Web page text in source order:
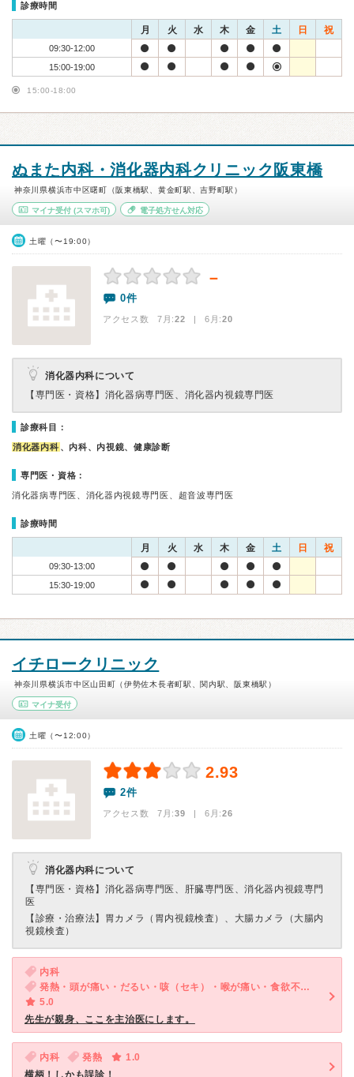
診療時間
月 火 水 木 金 土 日 祝
09:30-12:00
15:00-19:00
15:00-18:00
ぬまた内科・消化器内科クリニック阪東橋
神奈川県横浜市中区曙町（阪東橋駅、黄金町駅、吉野町駅）
マイナ受付 (スマホ可) 電子処方せん対応
土曜（〜19:00）
－
0件
アクセス数 7月:22 | 6月:20
消化器内科について
【専門医・資格】 消化器病専門医、消化器内視鏡専門医
診療科目：
消化器内科 、内科、内視鏡、健康診断
専門医・資格：
消化器病専門医、消化器内視鏡専門医、超音波専門医
診療時間
月 火 水 木 金 土 日 祝
09:30-13:00
15:30-19:00
イチロークリニック
神奈川県横浜市中区山田町（伊勢佐木長者町駅、関内駅、阪東橋駅）
マイナ受付
土曜（〜12:00）
2.93
2件
アクセス数 7月:39 | 6月:26
消化器内科について
【専門医・資格】 消化器病専門医、肝臓専門医、消化器内視鏡専門
医
【診療・治療法】 胃カメラ（胃内視鏡検査）、大腸カメラ（大腸内
視鏡検査）
内科
発熱・頭が痛い・だるい・咳（セキ）・喉が痛い・食欲不振・体調不良
5.0
先生が親身、ここを主治医にします。
内科 発熱
1.0
横柄！しかも誤診！